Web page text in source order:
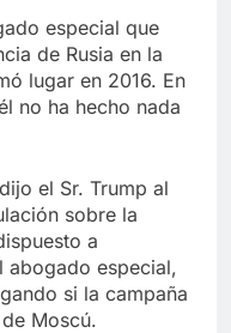
especial que
de Rusia en la
lugar en 2016. En
no ha hecho nada
el Sr. Trump al
sobre la
a
abogado especial,
si la campaña
Moscú.